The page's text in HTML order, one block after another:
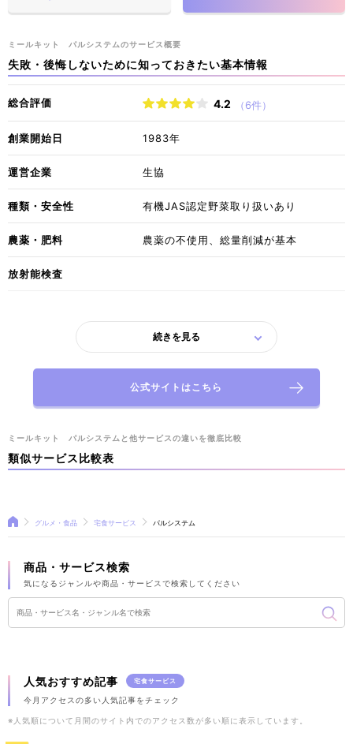
ミールキット パルシステムのサービス概要
失敗・後悔しないために知っておきたい基本情報
総合評価 4.2 （6件）
創業開始日 1983年
運営企業 生協
種類・安全性 有機JAS認定野菜取り扱いあり
農薬・肥料 農薬の不使用、​総量削減が基本
放射能検査
続きを見る
公式サイトはこちら
ミールキット パルシステムと他サービスの違いを徹底比較
類似サービス比較表
グルメ・食品 宅食サービス パルシステム
商品・サービス検索
気になるジャンルや商品・サービスで検索してください
人気おすすめ記事 宅食サービス
今月アクセスの多い人気記事をチェック
※人気順について月間のサイト内でのアクセス数が多い順に表示しています。